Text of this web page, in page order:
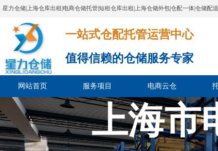
星力仓储|上海仓库出租|电商仓储托管|短租仓库出租|上海仓储外包|仓配一体|仓储配
一站式仓配托管运营中心​​​​​​​​​​​​​​​​​
值得信赖的仓储服务专家
网站首页 服务项目 电商云仓
上海市